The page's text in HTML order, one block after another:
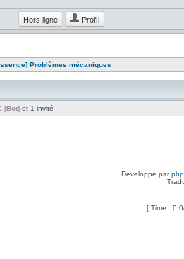
Hors ligne Profil
Problèmes mécaniques
[Bot] et 1 invité
Développé par
[ Time :